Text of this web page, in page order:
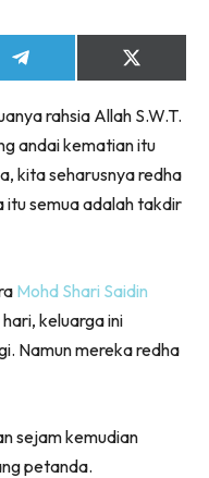
Share
on
Share
on
(Twitter)
rahsia Allah S.W.T.
andai kematian itu
kita seharusnya redha
semua adalah takdir
Mohd Shari Saidin
keluarga ini
Namun mereka redha
sejam kemudian
petanda.